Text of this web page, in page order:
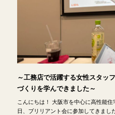
～工務店で活躍する女性スタッ
づくりを学んできました～
こんにちは！ 大阪市を中心に高性能
日、ブリリアント会に参加してきま